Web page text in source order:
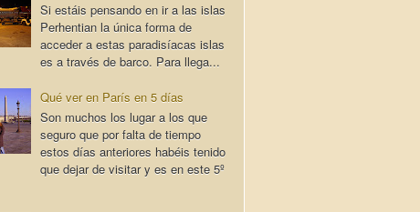
Si estáis pensando en ir a las islas
Perhentian la única forma de
acceder a estas paradisíacas islas
es a través de barco. Para llega...
Qué ver en París en 5 días
Son muchos los lugar a los que
seguro que por falta de tiempo
estos días anteriores habéis tenido
que dejar de visitar y es en este 5º